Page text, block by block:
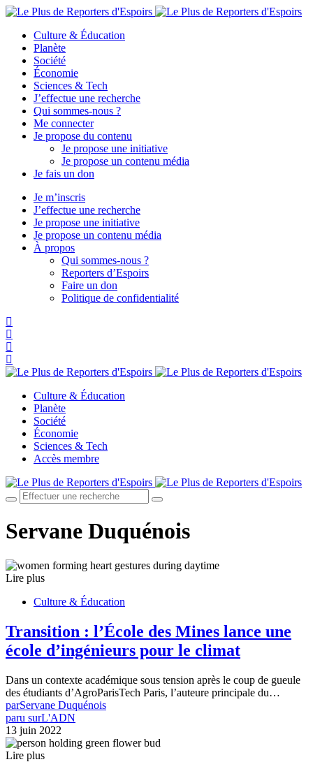
Culture & Éducation
Planète
Société
Économie
Sciences & Tech
J’effectue une recherche
Qui sommes-nous ?
Me connecter
Je propose du contenu
Je propose une initiative
Je propose un contenu média
Je fais un don
Je m’inscris
J’effectue une recherche
Je propose une initiative
Je propose un contenu média
À propos
Qui sommes-nous ?
Reporters d’Espoirs
Faire un don
Politique de confidentialité
Culture & Éducation
Planète
Société
Économie
Sciences & Tech
Accès membre
Servane Duquénois
Lire plus
Culture & Éducation
Transition : l’École des Mines lance une
école d’ingénieurs pour le climat
Dans un contexte académique sous tension après le coup de gueule
des étudiants d’AgroParisTech Paris, l’auteure principale du…
parServane Duquénois
paru surL'ADN
13 juin 2022
Lire plus